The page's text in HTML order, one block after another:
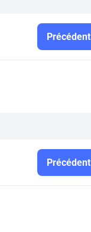
Précédent
Précédent